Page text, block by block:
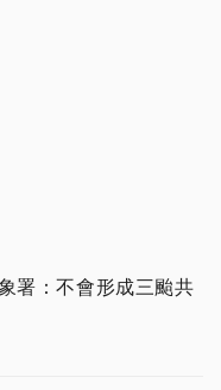
署：不會形成三颱共